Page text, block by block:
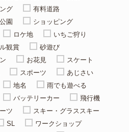
グ
有料道路
園
ショッピング
ロケ地
いちご狩り
観賞
砂遊び
お花見
スケート
スポーツ
あじさい
地名
雨でも遊べる
バッテリーカー
飛行機
ツ
スキー・グラススキー
SL
ワークショップ